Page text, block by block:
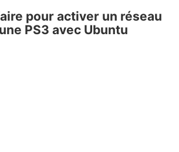
pour activer un réseau
PS3 avec Ubuntu